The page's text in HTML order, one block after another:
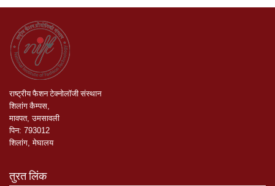
राष्ट्रीय फैशन टेक्नोलॉजी संस्थान
शिलांग कैम्पस
मावपत,उमसावली
पिन: 793012
शिलांग ,मेघालय
तुरत लिंक